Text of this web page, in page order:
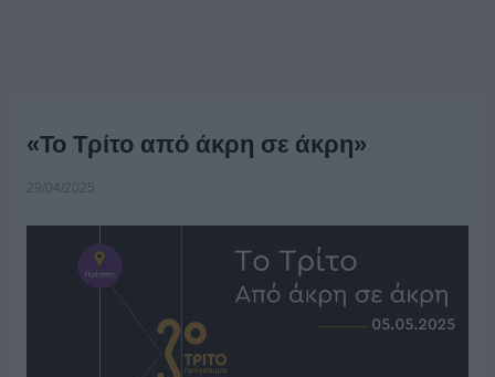
«Το Τρίτο από άκρη σε άκρη»
29/04/2025